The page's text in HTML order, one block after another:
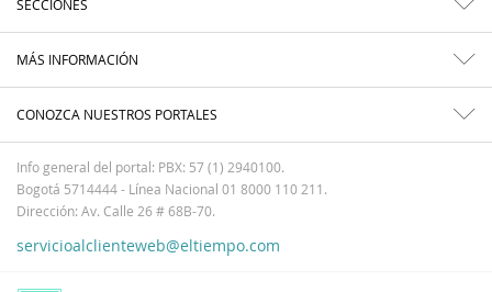
SECCIONES
MÁS INFORMACIÓN
CONOZCA NUESTROS PORTALES
Info general del portal: PBX: 57 (1) 2940100.
Bogotá 5714444 - Línea Nacional 01 8000 110 211.
Dirección: Av. Calle 26 # 68B-70.
servicioalclienteweb@eltiempo.com